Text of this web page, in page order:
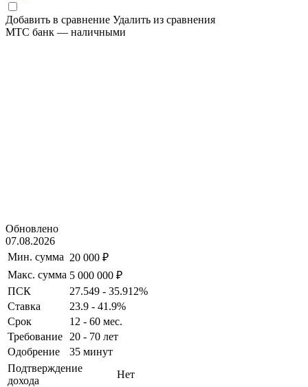
Добавить в сравнение Удалить из сравнения
МТС банк — наличными
Обновлено
07.08.2026
Мин. сумма 20 000 ₽
Макс. сумма 5 000 000 ₽
ПСК
27.549 - 35.912%
Ставка
23.9 - 41.9%
Срок
12 - 60 мес.
Требование
20 - 70 лет
Одобрение
35 минут
Подтверждение
дохода
Нет